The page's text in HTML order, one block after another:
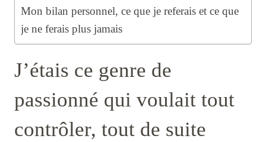
Mon bilan personnel, ce que je referais et ce que
je ne ferais plus jamais
J’étais ce genre de
passionné qui voulait tout
contrôler, tout de suite